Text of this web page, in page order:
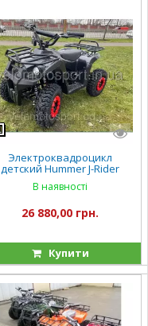
Электроквадроцикл
детский Hummer J-Rider
В наявності
26 880,00 грн.
Купити